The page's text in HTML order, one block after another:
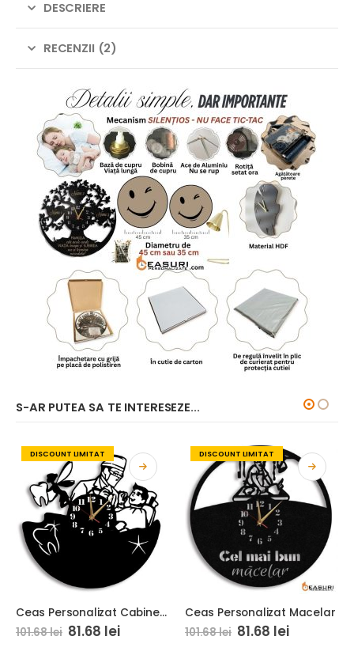
DESCRIERE
RECENZII (2)
S-AR PUTEA SA TE INTERESEZE...
DISCOUNT LIMITAT
Ceas Personalizat Cabinet Stomatologic 04
101.68lei 81.68 lei
DISCOUNT LIMITAT
Ceas Personalizat Macelar
101.68lei 81.68 lei